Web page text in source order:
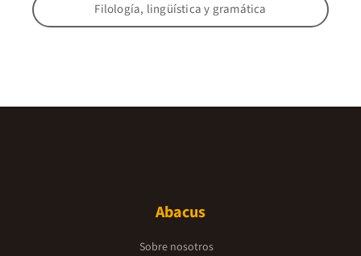
Filología, lingüística y gramática
Abacus
Sobre nosotros